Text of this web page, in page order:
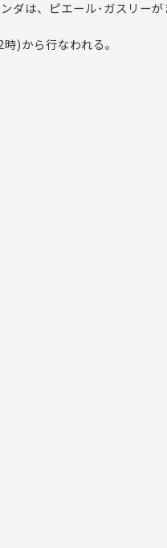
ダは、ピエール･ガスリーが
)から行なわれる。